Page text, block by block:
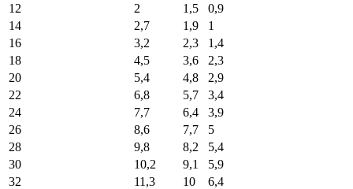
12
2 1,5
0,9
14
2,7 1,9
1
16
3,2 2,3
1,4
18
4,5 3,6
2,3
20
5,4 4,8
2,9
22
6,8 5,7
3,4
24
7,7 6,4
3,9
26
8,6 7,7
5
28
9,8 8,2
5,4
30
10,2 9,1
5,9
32
11,3 10
6,4